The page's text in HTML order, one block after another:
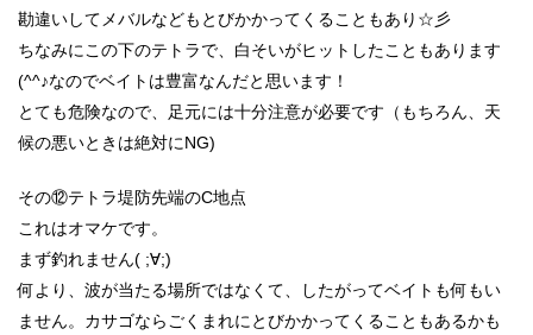
勘違いしてメバルなどもとびかかってくることもあり☆彡
ちなみにこの下のテトラで、白そいがヒットしたこともあります
(^^♪なのでベイトは豊富なんだと思います！
とても危険なので、足元には十分注意が必要です（もちろん、天
候の悪いときは絶対にNG)
その⑫テトラ堤防先端のC地点
これはオマケです。
まず釣れません( ;∀;)
何より、波が当たる場所ではなくて、したがってベイトも何もい
ません。カサゴならごくまれにとびかかってくることもあるかも